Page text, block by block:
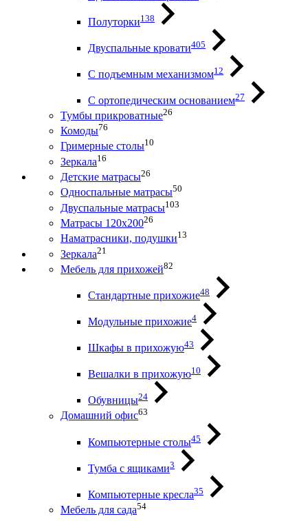
Полуторки138
Двуспальные кровати405
С подъемным механизмом12
С ортопедическим основанием27
Тумбы прикроватные26
Комоды76
Гримерные столы10
Зеркала16
Детские матрасы26
Односпальные матрасы50
Двуспальные матрасы103
Матрасы 120х20026
Наматрасники, подушки13
Зеркала21
Мебель для прихожей82
Стандартные прихожие48
Модульные прихожие4
Шкафы в прихожую43
Вешалки в прихожую10
Обувницы24
Домашний офис63
Компьютерные столы45
Тумба с ящиками3
Компьютерные кресла35
Мебель для сада54